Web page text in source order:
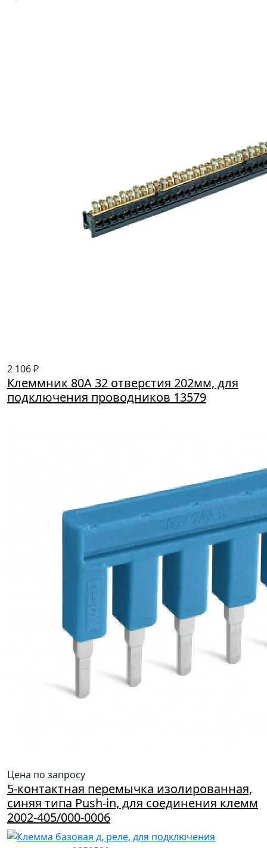
2 106 ₽
Клеммник 80А 32 отверстия 202мм, для
подключения проводников 13579
Цена по запросу
5-контактная перемычка изолированная,
синяя типа Push-in, для соединения клемм
2002-405/000-0006